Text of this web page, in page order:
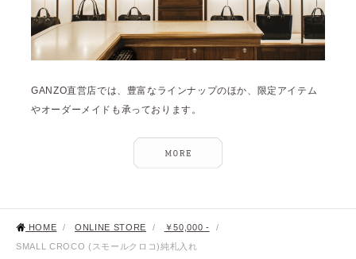
GANZO直営店では、豊富なラインナップのほか、限定アイテム
やオーダーメイドも承っております。
HOME / ONLINE STORE / ￥50,000 -
/
SMALL CROCO (スモールクロコ)純札入れ